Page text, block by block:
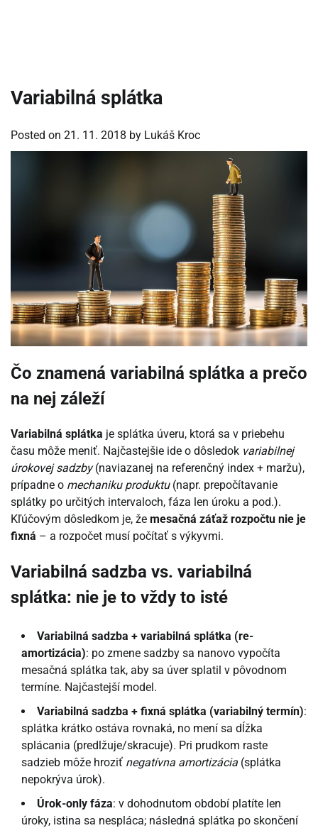
Variabilná splátka
Posted on 21. 11. 2018 by Lukáš Kroc
Čo znamená variabilná splátka a prečo
na nej záleží
Variabilná splátka je splátka úveru, ktorá sa v priebehu
času môže meniť. Najčastejšie ide o dôsledok variabilnej
úrokovej sadzby(naviazanej na referenčný index + maržu),
prípadne o mechaniku produktu(napr. prepočítavanie
splátky po určitých intervaloch, fáza len úroku a pod.).
Kľúčovým dôsledkom je, že mesačná záťaž rozpočtu nie je
fixná – a rozpočet musí počítať s výkyvmi.
Variabilná sadzba vs. variabilná
splátka: nie je to vždy to isté
Variabilná sadzba + variabilná splátka (re-
amortizácia): po zmene sadzby sa nanovo vypočíta
mesačná splátka tak, aby sa úver splatil v pôvodnom
termíne. Najčastejší model.
Variabilná sadzba + fixná splátka (variabilný termín):
splátka krátko ostáva rovnaká, no mení sa dĺžka
splácania (predlžuje/skracuje). Pri prudkom raste
sadzieb môže hroziť negatívna amortizácia (splátka
nepokrýva úrok).
Úrok-only fáza: v dohodnutom období platíte len
úroky, istina sa nespláca; následná splátka po skončení